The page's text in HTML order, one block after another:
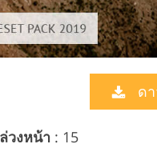
ด
วงหน้า : 15